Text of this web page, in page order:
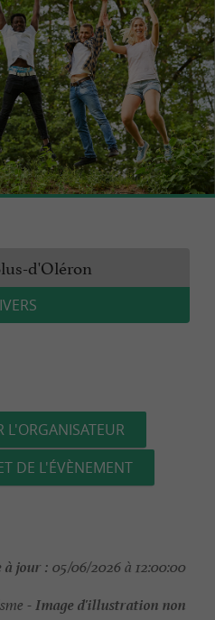
d'Oléron
L'ORGANISATEUR
DE L'ÉVÈNEMENT
à jour : 05/06/2026 à 12:00:00
-Image d'illustration non